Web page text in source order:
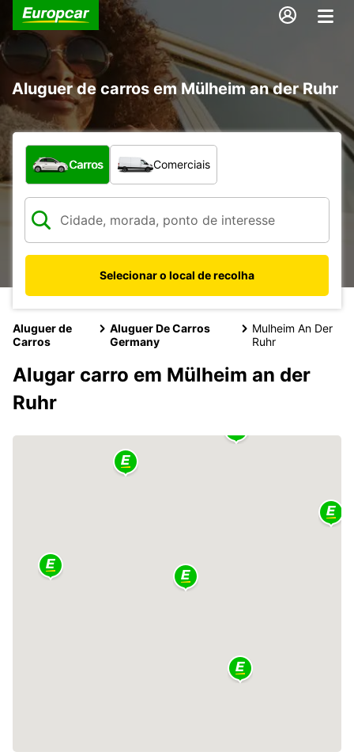
Aluguer de carros em Mülheim an der Ruhr
Que tipo de veículo pretende?
Carros Comerciais
Selecionar o local de recolha
Aluguer de
Carros
Aluguer De Carros
Germany
Mulheim An Der
Ruhr
Alugar carro em Mülheim an der
Ruhr